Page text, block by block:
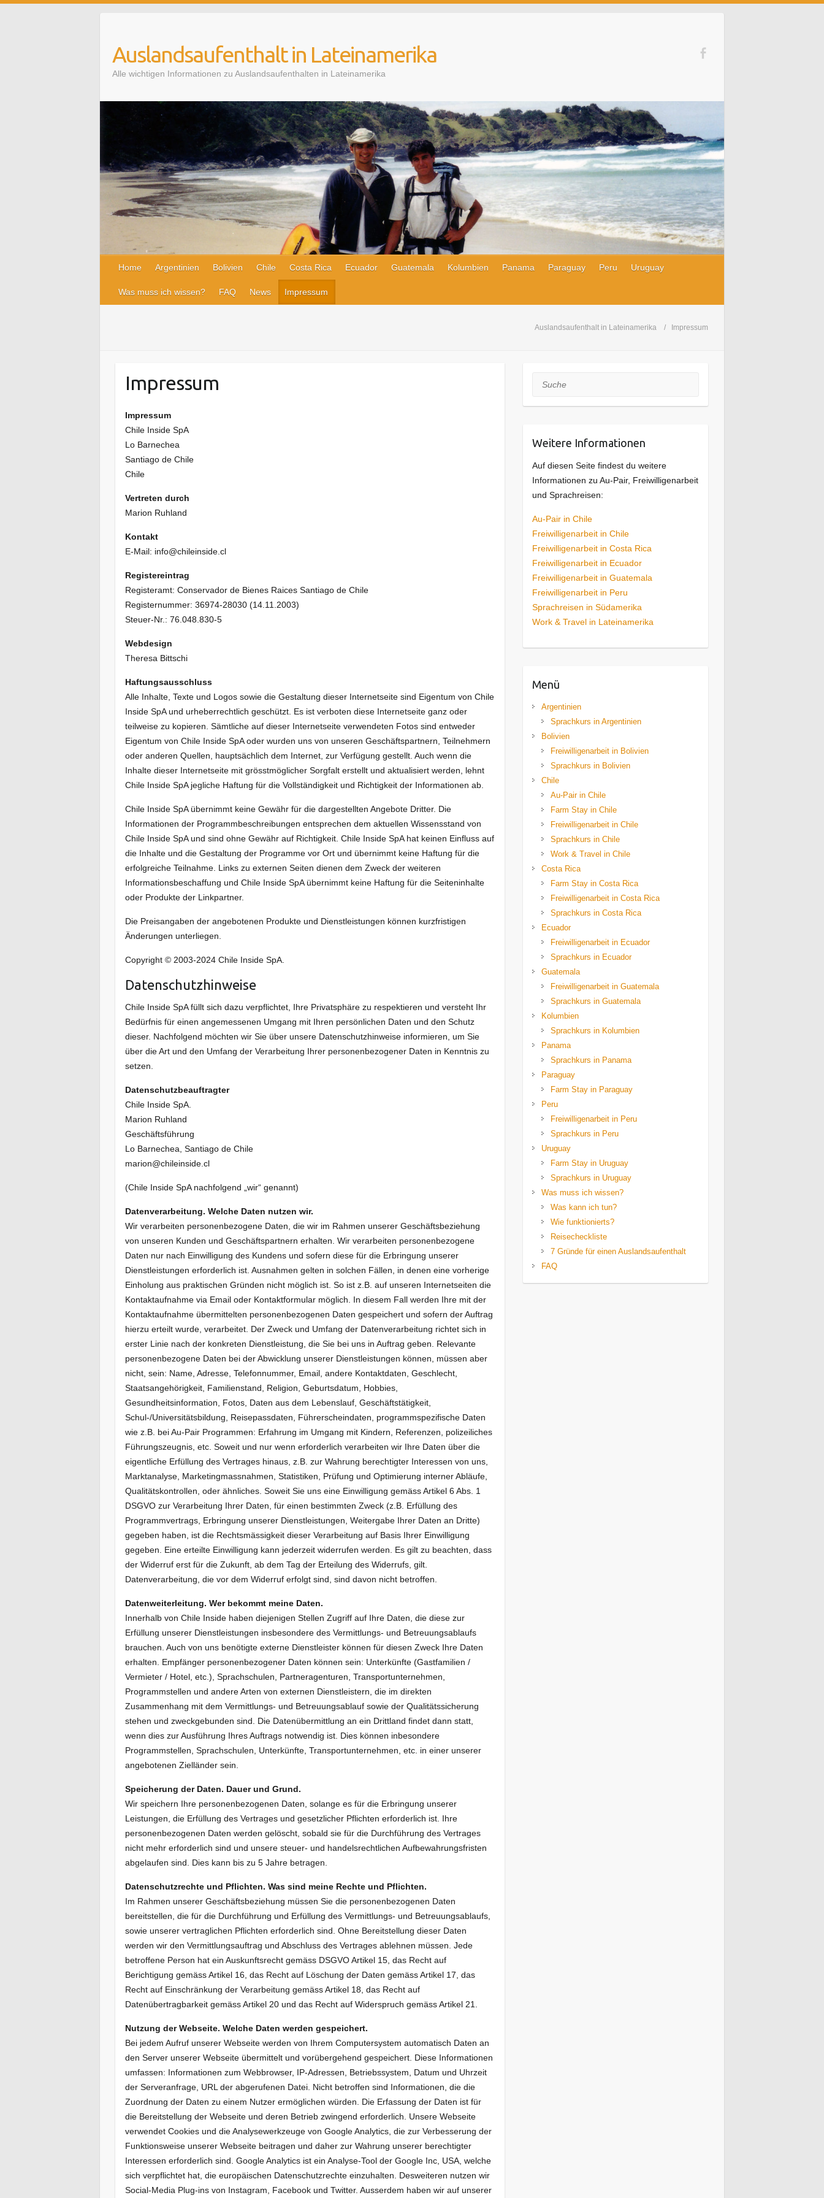
Auslandsaufenthalt in Lateinamerika
Alle wichtigen Informationen zu Auslandsaufenthalten in Lateinamerika
Home Argentinien Bolivien Chile Costa Rica Ecuador Guatemala Kolumbien Panama Paraguay Peru Uruguay
Was muss ich wissen? FAQ News Impressum
Auslandsaufenthalt in Lateinamerika Impressum
Impressum
Impressum
Chile Inside SpA
Lo Barnechea
Santiago de Chile
Chile
Vertreten durch
Marion Ruhland
Kontakt
E-Mail: info@chileinside.cl
Registereintrag
Registeramt: Conservador de Bienes Raices Santiago de Chile
Registernummer: 36974-28030 (14.11.2003)
Steuer-Nr.: 76.048.830-5
Webdesign
Theresa Bittschi
Haftungsausschluss
Alle Inhalte, Texte und Logos sowie die Gestaltung dieser Internetseite sind Eigentum von Chile
Inside SpA und urheberrechtlich geschützt. Es ist verboten diese Internetseite ganz oder
teilweise zu kopieren. Sämtliche auf dieser Internetseite verwendeten Fotos sind entweder
Eigentum von Chile Inside SpA oder wurden uns von unseren Geschäftspartnern, Teilnehmern
oder anderen Quellen, hauptsächlich dem Internet, zur Verfügung gestellt. Auch wenn die
Inhalte dieser Internetseite mit grösstmöglicher Sorgfalt erstellt und aktualisiert werden, lehnt
Chile Inside SpA jegliche Haftung für die Vollständigkeit und Richtigkeit der Informationen ab.
Chile Inside SpA übernimmt keine Gewähr für die dargestellten Angebote Dritter. Die
Informationen der Programmbeschreibungen entsprechen dem aktuellen Wissensstand von
Chile Inside SpA und sind ohne Gewähr auf Richtigkeit. Chile Inside SpA hat keinen Einfluss auf
die Inhalte und die Gestaltung der Programme vor Ort und übernimmt keine Haftung für die
erfolgreiche Teilnahme. Links zu externen Seiten dienen dem Zweck der weiteren
Informationsbeschaffung und Chile Inside SpA übernimmt keine Haftung für die Seiteninhalte
oder Produkte der Linkpartner.
Die Preisangaben der angebotenen Produkte und Dienstleistungen können kurzfristigen
Änderungen unterliegen.
Copyright © 2003-2024 Chile Inside SpA.
Datenschutzhinweise
Chile Inside SpA füllt sich dazu verpflichtet, Ihre Privatsphäre zu respektieren und versteht Ihr
Bedürfnis für einen angemessenen Umgang mit Ihren persönlichen Daten und den Schutz
dieser. Nachfolgend möchten wir Sie über unsere Datenschutzhinweise informieren, um Sie
über die Art und den Umfang der Verarbeitung Ihrer personenbezogener Daten in Kenntnis zu
setzen.
Datenschutzbeauftragter
Chile Inside SpA.
Marion Ruhland
Geschäftsführung
Lo Barnechea, Santiago de Chile
marion@chileinside.cl
(Chile Inside SpA nachfolgend „wir“ genannt)
Datenverarbeitung. Welche Daten nutzen wir.
Wir verarbeiten personenbezogene Daten, die wir im Rahmen unserer Geschäftsbeziehung
von unseren Kunden und Geschäftspartnern erhalten. Wir verarbeiten personenbezogene
Daten nur nach Einwilligung des Kundens und sofern diese für die Erbringung unserer
Dienstleistungen erforderlich ist. Ausnahmen gelten in solchen Fällen, in denen eine vorherige
Einholung aus praktischen Gründen nicht möglich ist. So ist z.B. auf unseren Internetseiten die
Kontaktaufnahme via Email oder Kontaktformular möglich. In diesem Fall werden Ihre mit der
Kontaktaufnahme übermittelten personenbezogenen Daten gespeichert und sofern der Auftrag
hierzu erteilt wurde, verarbeitet. Der Zweck und Umfang der Datenverarbeitung richtet sich in
erster Linie nach der konkreten Dienstleistung, die Sie bei uns in Auftrag geben. Relevante
personenbezogene Daten bei der Abwicklung unserer Dienstleistungen können, müssen aber
nicht, sein: Name, Adresse, Telefonnummer, Email, andere Kontaktdaten, Geschlecht,
Staatsangehörigkeit, Familienstand, Religion, Geburtsdatum, Hobbies,
Gesundheitsinformation, Fotos, Daten aus dem Lebenslauf, Geschäftstätigkeit,
Schul-/Universitätsbildung, Reisepassdaten, Führerscheindaten, programmspezifische Daten
wie z.B. bei Au-Pair Programmen: Erfahrung im Umgang mit Kindern, Referenzen, polizeiliches
Führungszeugnis, etc. Soweit und nur wenn erforderlich verarbeiten wir Ihre Daten über die
eigentliche Erfüllung des Vertrages hinaus, z.B. zur Wahrung berechtigter Interessen von uns,
Marktanalyse, Marketingmassnahmen, Statistiken, Prüfung und Optimierung interner Abläufe,
Qualitätskontrollen, oder ähnliches. Soweit Sie uns eine Einwilligung gemäss Artikel 6 Abs. 1
DSGVO zur Verarbeitung Ihrer Daten, für einen bestimmten Zweck (z.B. Erfüllung des
Programmvertrags, Erbringung unserer Dienstleistungen, Weitergabe Ihrer Daten an Dritte)
gegeben haben, ist die Rechtsmässigkeit dieser Verarbeitung auf Basis Ihrer Einwilligung
gegeben. Eine erteilte Einwilligung kann jederzeit widerrufen werden. Es gilt zu beachten, dass
der Widerruf erst für die Zukunft, ab dem Tag der Erteilung des Widerrufs, gilt.
Datenverarbeitung, die vor dem Widerruf erfolgt sind, sind davon nicht betroffen.
Datenweiterleitung. Wer bekommt meine Daten.
Innerhalb von Chile Inside haben diejenigen Stellen Zugriff auf Ihre Daten, die diese zur
Erfüllung unserer Dienstleistungen insbesondere des Vermittlungs- und Betreuungsablaufs
brauchen. Auch von uns benötigte externe Dienstleister können für diesen Zweck Ihre Daten
erhalten. Empfänger personenbezogener Daten können sein: Unterkünfte (Gastfamilien /
Vermieter / Hotel, etc.), Sprachschulen, Partneragenturen, Transportunternehmen,
Programmstellen und andere Arten von externen Dienstleistern, die im direkten
Zusammenhang mit dem Vermittlungs- und Betreuungsablauf sowie der Qualitätssicherung
stehen und zweckgebunden sind. Die Datenübermittlung an ein Drittland findet dann statt,
wenn dies zur Ausführung Ihres Auftrags notwendig ist. Dies können inbesondere
Programmstellen, Sprachschulen, Unterkünfte, Transportunternehmen, etc. in einer unserer
angebotenen Zielländer sein.
Speicherung der Daten. Dauer und Grund.
Wir speichern Ihre personenbezogenen Daten, solange es für die Erbringung unserer
Leistungen, die Erfüllung des Vertrages und gesetzlicher Pflichten erforderlich ist. Ihre
personenbezogenen Daten werden gelöscht, sobald sie für die Durchführung des Vertrages
nicht mehr erforderlich sind und unsere steuer- und handelsrechtlichen Aufbewahrungsfristen
abgelaufen sind. Dies kann bis zu 5 Jahre betragen.
Datenschutzrechte und Pflichten. Was sind meine Rechte und Pflichten.
Im Rahmen unserer Geschäftsbeziehung müssen Sie die personenbezogenen Daten
bereitstellen, die für die Durchführung und Erfüllung des Vermittlungs- und Betreuungsablaufs,
sowie unserer vertraglichen Pflichten erforderlich sind. Ohne Bereitstellung dieser Daten
werden wir den Vermittlungsauftrag und Abschluss des Vertrages ablehnen müssen. Jede
betroffene Person hat ein Auskunftsrecht gemäss DSGVO Artikel 15, das Recht auf
Berichtigung gemäss Artikel 16, das Recht auf Löschung der Daten gemäss Artikel 17, das
Recht auf Einschränkung der Verarbeitung gemäss Artikel 18, das Recht auf
Datenübertragbarkeit gemäss Artikel 20 und das Recht auf Widerspruch gemäss Artikel 21.
Nutzung der Webseite. Welche Daten werden gespeichert.
Bei jedem Aufruf unserer Webseite werden von Ihrem Computersystem automatisch Daten an
den Server unserer Webseite übermittelt und vorübergehend gespeichert. Diese Informationen
umfassen: Informationen zum Webbrowser, IP-Adressen, Betriebssystem, Datum und Uhrzeit
der Serveranfrage, URL der abgerufenen Datei. Nicht betroffen sind Informationen, die die
Zuordnung der Daten zu einem Nutzer ermöglichen würden. Die Erfassung der Daten ist für
die Bereitstellung der Webseite und deren Betrieb zwingend erforderlich. Unsere Webseite
verwendet Cookies und die Analysewerkzeuge von Google Analytics, die zur Verbesserung der
Funktionsweise unserer Webseite beitragen und daher zur Wahrung unserer berechtigter
Interessen erforderlich sind. Google Analytics ist ein Analyse-Tool der Google Inc, USA, welche
sich verpflichtet hat, die europäischen Datenschutzrechte einzuhalten. Desweiteren nutzen wir
Social-Media Plug-ins von Instagram, Facebook und Twitter. Ausserdem haben wir auf unserer
Suche
Weitere Informationen
Auf diesen Seite findest du weitere
Informationen zu Au-Pair, Freiwilligenarbeit
und Sprachreisen:
Au-Pair in Chile
Freiwilligenarbeit in Chile
Freiwilligenarbeit in Costa Rica
Freiwilligenarbeit in Ecuador
Freiwilligenarbeit in Guatemala
Freiwilligenarbeit in Peru
Sprachreisen in Südamerika
Work & Travel in Lateinamerika
Menü
Argentinien
Sprachkurs in Argentinien
Bolivien
Freiwilligenarbeit in Bolivien
Sprachkurs in Bolivien
Chile
Au-Pair in Chile
Farm Stay in Chile
Freiwilligenarbeit in Chile
Sprachkurs in Chile
Work & Travel in Chile
Costa Rica
Farm Stay in Costa Rica
Freiwilligenarbeit in Costa Rica
Sprachkurs in Costa Rica
Ecuador
Freiwilligenarbeit in Ecuador
Sprachkurs in Ecuador
Guatemala
Freiwilligenarbeit in Guatemala
Sprachkurs in Guatemala
Kolumbien
Sprachkurs in Kolumbien
Panama
Sprachkurs in Panama
Paraguay
Farm Stay in Paraguay
Peru
Freiwilligenarbeit in Peru
Sprachkurs in Peru
Uruguay
Farm Stay in Uruguay
Sprachkurs in Uruguay
Was muss ich wissen?
Was kann ich tun?
Wie funktionierts?
Reisecheckliste
7 Gründe für einen Auslandsaufenthalt
FAQ